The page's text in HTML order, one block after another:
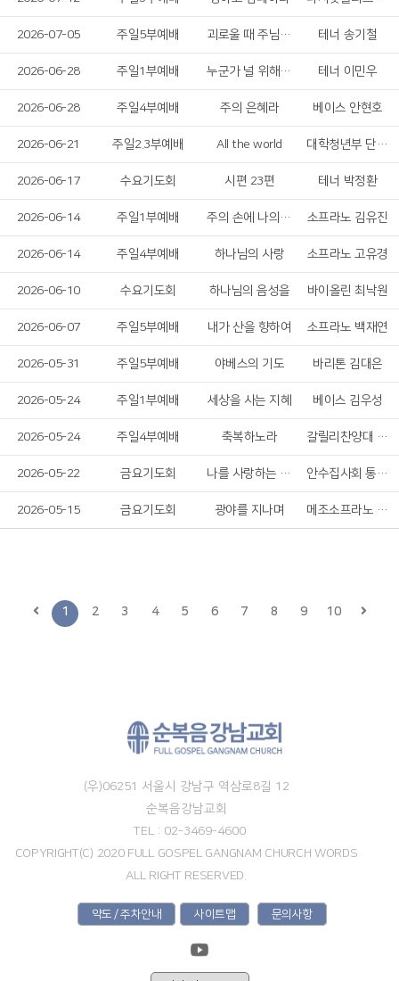
2026-07-05 주일5부예배 괴로울 때 주님의 얼굴을 보라 테너 송기철
2026-06-28 주일1부예배 누군가 널 위해 기도하네 테너 이민우
2026-06-28 주일4부예배 주의 은혜라 베이스 안현호
2026-06-21 주일2.3부예배 All the world 대학청년부 단기선교팀
2026-06-17 수요기도회 시편 23편 테너 박정환
2026-06-14 주일1부예배 주의 손에 나의 손을 포개고 소프라노 김유진
2026-06-14 주일4부예배 하나님의 사랑 소프라노 고유경
2026-06-10 수요기도회 하나님의 음성을 바이올린 최낙원
2026-06-07 주일5부예배 내가 산을 향하여 소프라노 백재연
2026-05-31 주일5부예배 야베스의 기도 바리톤 김대은
2026-05-24 주일1부예배 세상을 사는 지혜 베이스 김우성
2026-05-24 주일4부예배 축복하노라 갈릴리찬양대 솔리스트
2026-05-22 금요기도회 나를 사랑하는 주님 & 살아계신 주 안수집사회 통기타찬양단
2026-05-15 금요기도회 광야를 지나며 메조소프라노 김주애
1 2 3 4 5 6 7 8 9 10
(우)06251 서울시 강남구 역삼로8길 12
순복음강남교회
TEL : 02-3469-4600
COPYRIGHT(C) 2020 FULL GOSPEL GANGNAM CHURCH WORDS
ALL RIGHT RESERVED.
약도 / 주차안내 사이트맵 문의사항